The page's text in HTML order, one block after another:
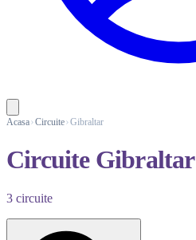
Acasa Circuite Gibraltar
Circuite Gibraltar
3 circuite